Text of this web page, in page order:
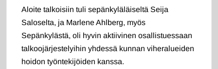
Aloite talkoisiin tuli sepänkyläläiseltä Seija
Saloselta, ja Marlene Ahlberg, myös
Sepänkylästä, oli hyvin aktiivinen osallistuessaan
talkoojärjestelyihin yhdessä kunnan viheralueiden
hoidon työntekijöiden kanssa.